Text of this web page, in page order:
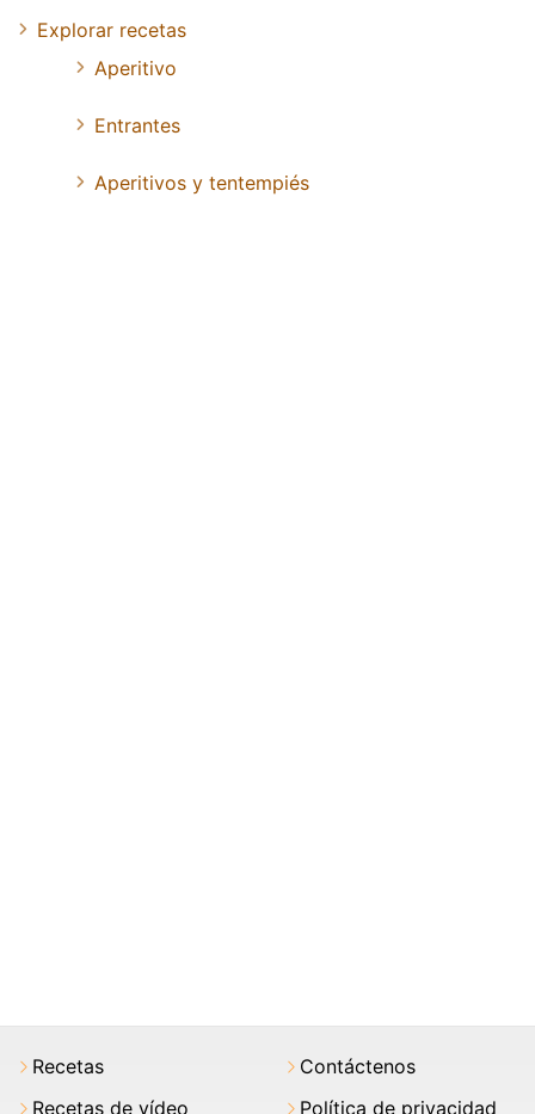
Explorar recetas
Aperitivo
Entrantes
Aperitivos y tentempiés
Recetas
Recetas de vídeo
Contáctenos
Política de privacidad